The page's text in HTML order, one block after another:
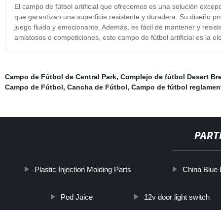
El campo de fútbol artificial que ofrecemos es una solución
que garantizan una superficie resistente y duradera. Su diseño
juego fluido y emocionante. Además, es fácil de mantener y
amistosos o competiciones, este campo de fútbol artificial es la
Campo de Fútbol de Central Park, Complejo de fútbol Desert
Campo de Fútbol, Cancha de Fútbol, Campo de fútbol
Plastic Injection Molding Parts China Blue
Pod Juice 12v door light switch